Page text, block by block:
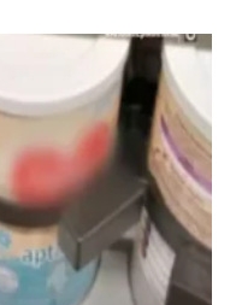
Και θα μεριμνήσω
παραμένει,
Και, καθώς ο ιός
αυτήν ακριβώς
Μας το λένε,
όρθιοι στα